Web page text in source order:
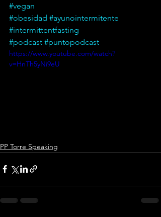
#vegan
#obesidad #ayunointermitente
#intermittentfasting
#podcast #puntopodcast
https://www.youtube.com/watch?
v=HnTh5yNi9eU
PP Torre Speaking